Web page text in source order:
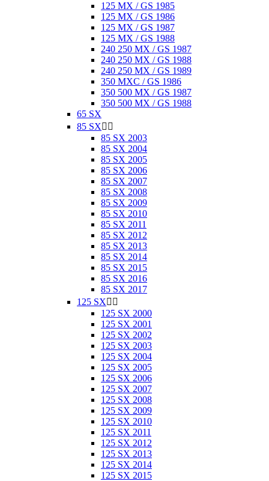
125 MX / GS 1985
125 MX / GS 1986
125 MX / GS 1987
125 MX / GS 1988
240 250 MX / GS 1987
240 250 MX / GS 1988
240 250 MX / GS 1989
350 MXC / GS 1986
350 500 MX / GS 1987
350 500 MX / GS 1988
65 SX
85 SX 
85 SX 2003
85 SX 2004
85 SX 2005
85 SX 2006
85 SX 2007
85 SX 2008
85 SX 2009
85 SX 2010
85 SX 2011
85 SX 2012
85 SX 2013
85 SX 2014
85 SX 2015
85 SX 2016
85 SX 2017
125 SX 
125 SX 2000
125 SX 2001
125 SX 2002
125 SX 2003
125 SX 2004
125 SX 2005
125 SX 2006
125 SX 2007
125 SX 2008
125 SX 2009
125 SX 2010
125 SX 2011
125 SX 2012
125 SX 2013
125 SX 2014
125 SX 2015